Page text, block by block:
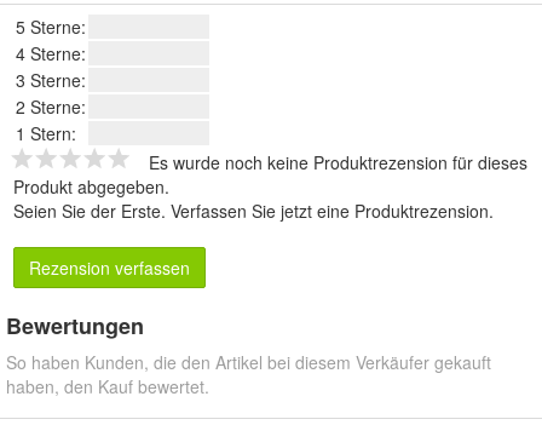
5 Sterne:
4 Sterne:
3 Sterne:
2 Sterne:
1 Stern:
Es wurde noch keine Produktrezension für dieses
Produkt abgegeben.
Seien Sie der Erste. Verfassen Sie jetzt eine Produktrezension.
Rezension verfassen
Bewertungen
So haben Kunden, die den Artikel bei diesem Verkäufer gekauft
haben, den Kauf bewertet.